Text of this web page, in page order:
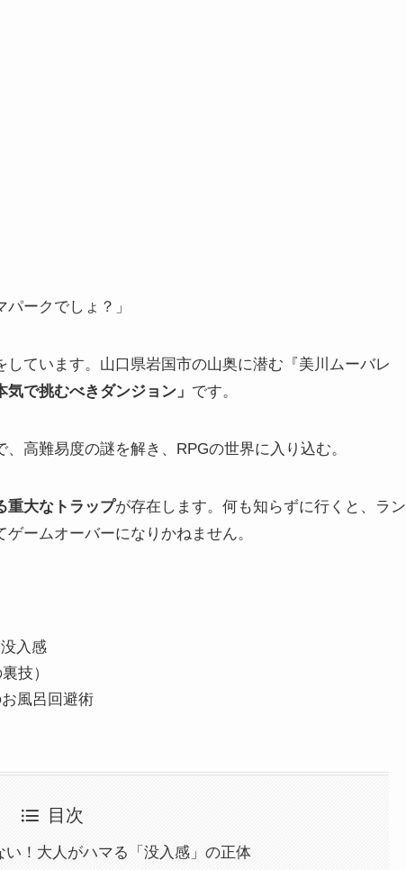
ークでしょ？」
ています。山口県岩国市の山奥に潜む『美川ムーバレ
気で挑むべきダンジョン」 です。
高難易度の謎を解き、RPGの世界に入り込む。
重大なトラップが存在します。何も知らずに行くと、ラン
ームオーバーになりかねません。
入感
技）
風呂回避術
目次
い！大人がハマる「没入感」の正体